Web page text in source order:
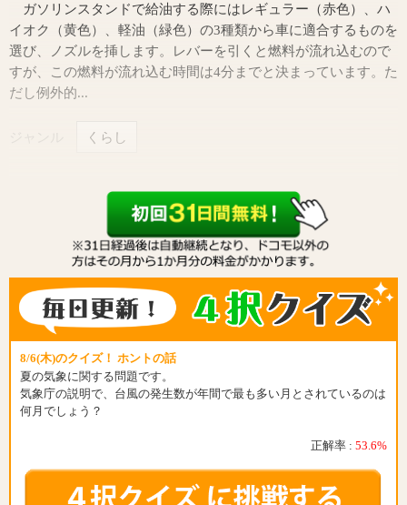
ガソリンスタンドで給油する際にはレギュラー（赤色）、ハ
イオク（黄色）、軽油（緑色）の3種類から車に適合するものを
選び、ノズルを挿します。レバーを引くと燃料が流れ込むので
すが、この燃料が流れ込む時間は4分までと決まっています。た
だし例外的...
くらし
8/6(木)のクイズ！ ホントの話
夏の気象に関する問題です。
気象庁の説明で、台風の発生数が年間で最も多い月とされているのは
何月でしょう？
正解率 : 53.6%